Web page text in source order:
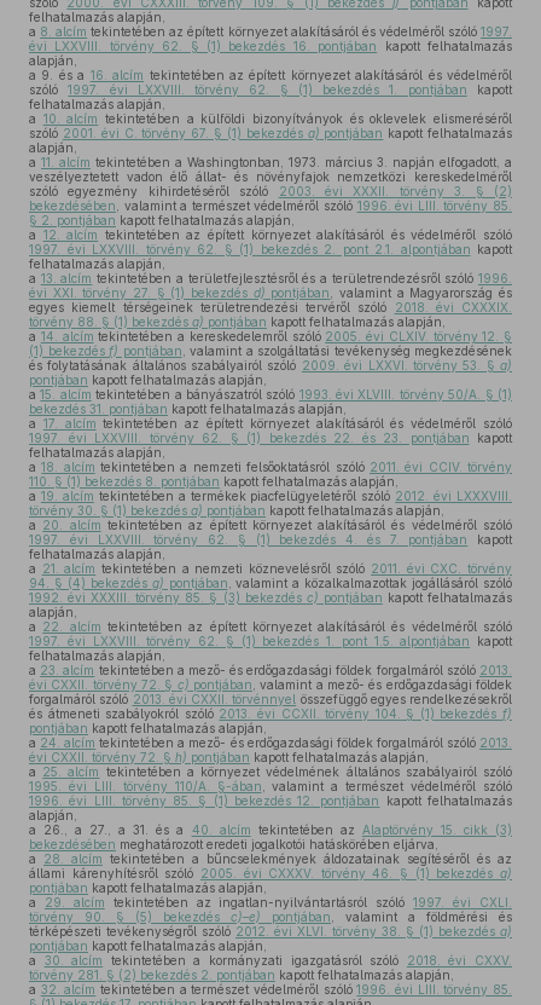
felhatalmazás alapján,
a 8. alcím tekintetében az épített környezet alakításáról és védelméről szóló1997.
évi LXXVIII. törvény 62. § (1) bekezdés 16. pontjában
kapott felhatalmazás
alapján,
a 9. és a 16. alcím tekintetében az épített környezet alakításáról és védelméről
szóló1997. évi LXXVIII. törvény 62. § (1) bekezdés 1. pontjában kapott
felhatalmazás alapján,
a 10. alcím tekintetében a külföldi bizonyítványok és oklevelek elismeréséről
szóló 2001. évi C. törvény 67. § (1) bekezdés a) pontjában kapott felhatalmazás
alapján,
a 11. alcím tekintetében a Washingtonban, 1973. március 3. napján elfogadott, a
veszélyeztetett vadon élő állat- és növényfajok nemzetközi kereskedelméről
szóló egyezmény kihirdetéséről szóló
2003. évi XXXII. törvény 3. § (2)
bekezdésében , valamint a természet védelméről szóló 1996. évi LIII. törvény 85.
§ 2. pontjában kapott felhatalmazás alapján,
a 12. alcím tekintetében az épített környezet alakításáról és védelméről szóló
1997. évi LXXVIII. törvény 62. § (1) bekezdés 2. pont 2.1. alpontjában kapott
felhatalmazás alapján,
a 13. alcím tekintetében a területfejlesztésről és a területrendezésről szóló1996.
évi XXI. törvény 27. § (1) bekezdés d) pontjában
, valamint a Magyarország és
egyes kiemelt térségeinek területrendezési tervéről szóló
2018. évi CXXXIX.
törvény 88. § (1) bekezdés a) pontjában kapott felhatalmazás alapján,
a 14. alcím tekintetében a kereskedelemről szóló 2005. évi CLXIV. törvény 12. §
(1) bekezdés f) pontjában , valamint a szolgáltatási tevékenység megkezdésének
és folytatásának általános szabályairól szóló 2009. évi LXXVI. törvény 53. §a)
pontjában kapott felhatalmazás alapján,
a15. alcím tekintetében a bányászatról szóló 1993. évi XLVIII. törvény 50/A. § (1)
bekezdés 31. pontjában kapott felhatalmazás alapján,
a 17. alcím tekintetében az épített környezet alakításáról és védelméről szóló
1997. évi LXXVIII. törvény 62. § (1) bekezdés 22. és 23. pontjában kapott
felhatalmazás alapján,
a18. alcím tekintetében a nemzeti felsőoktatásról szóló 2011. évi CCIV. törvény
110. § (1) bekezdés 8. pontjában kapott felhatalmazás alapján,
a 19. alcím tekintetében a termékek piacfelügyeletéről szóló 2012. évi LXXXVIII.
törvény 30. § (1) bekezdés a) pontjában kapott felhatalmazás alapján,
a 20. alcím tekintetében az épített környezet alakításáról és védelméről szóló
1997. évi LXXVIII. törvény 62. § (1) bekezdés 4. és 7. pontjában
kapott
felhatalmazás alapján,
a 21. alcím tekintetében a nemzeti köznevelésről szóló 2011. évi CXC. törvény
94. § (4) bekezdés g) pontjában , valamint a közalkalmazottak jogállásáról szóló
1992. évi XXXIII. törvény 85. § (3) bekezdés c) pontjában kapott felhatalmazás
alapján,
a 22. alcím tekintetében az épített környezet alakításáról és védelméről szóló
1997. évi LXXVIII. törvény 62. § (1) bekezdés 1. pont 1.5. alpontjában
kapott
felhatalmazás alapján,
a 23. alcím tekintetében a mező- és erdőgazdasági földek forgalmáról szóló 2013.
évi CXXII. törvény 72. § c) pontjában , valamint a mező- és erdőgazdasági földek
forgalmáról szóló 2013. évi CXXII. törvénnyel összefüggő egyes rendelkezésekről
és átmeneti szabályokról szóló 2013. évi CCXII. törvény 104. § (1) bekezdésf)
pontjában kapott felhatalmazás alapján,
a 24. alcím tekintetében a mező- és erdőgazdasági földek forgalmáról szóló 2013.
évi CXXII. törvény 72. § h) pontjában kapott felhatalmazás alapján,
a 25. alcím tekintetében a környezet védelmének általános szabályairól szóló
1995. évi LIII. törvény 110/A. §-ában , valamint a természet védelméről szóló
1996. évi LIII. törvény 85. § (1) bekezdés 12. pontjában
kapott felhatalmazás
alapján,
a 26., a 27., a 31. és a 40. alcím tekintetében az Alaptörvény 15. cikk (3)
bekezdésében meghatározott eredeti jogalkotói hatáskörében eljárva,
a 28. alcím tekintetében a bűncselekmények áldozatainak segítéséről és az
állami kárenyhítésről szóló 2005. évi CXXXV. törvény 46. § (1) bekezdésa)
pontjában kapott felhatalmazás alapján,
a 29. alcím tekintetében az ingatlan-nyilvántartásról szóló1997. évi CXLI.
törvény 90. § (5) bekezdés c)–e) pontjában , valamint a földmérési és
térképészeti tevékenységről szóló 2012. évi XLVI. törvény 38. § (1) bekezdés a)
pontjában kapott felhatalmazás alapján,
a 30. alcím tekintetében a kormányzati igazgatásról szóló 2018. évi CXXV.
törvény 281. § (2) bekezdés 2. pontjában kapott felhatalmazás alapján,
a 32. alcím tekintetében a természet védelméről szóló1996. évi LIII. törvény 85.